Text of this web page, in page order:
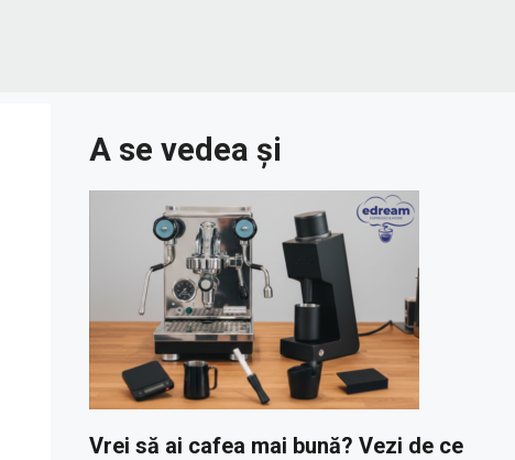
A se vedea și
Vrei să ai cafea mai bună? Vezi de ce